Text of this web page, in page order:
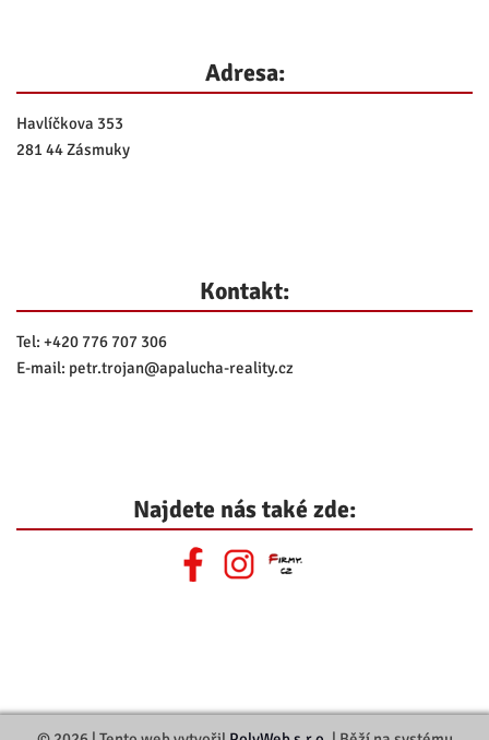
Adresa:
Havlíčkova 353
281 44 Zásmuky
Kontakt:
Tel: +420 776 707 306
E-mail: petr.trojan@apalucha-reality.cz
Najdete nás také zde: